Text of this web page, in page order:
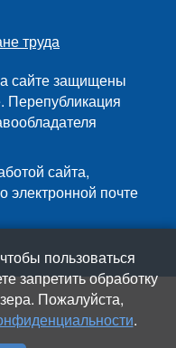
труда
сайте защищены
Перепубликация
сайта,
электронной почте
пользоваться
запретить обработку
Пожалуйста,
.